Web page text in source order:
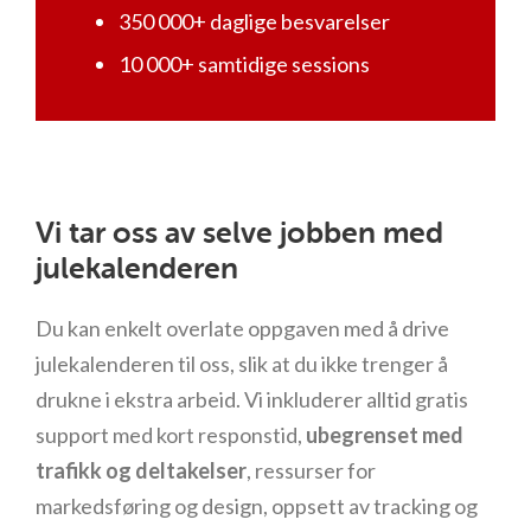
350 000+ daglige besvarelser
10 000+ samtidige sessions
Vi tar oss av selve jobben med
julekalenderen
Du kan enkelt overlate oppgaven med å drive
julekalenderen til oss, slik at du ikke trenger å
drukne i ekstra arbeid. Vi inkluderer alltid gratis
support med kort responstid, ubegrenset med
trafikk og deltakelser, ressurser for
markedsføring og design, oppsett av tracking og